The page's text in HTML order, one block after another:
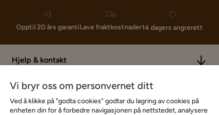
Opptil 20 års garantiLave fraktkostnader14 dagers angrerett
Hjelp & kontakt
Sortiment & tilbud
Vi bryr oss om personvernet ditt
Ved å klikke på "godta cookies" godtar du lagring av cookies på
enheten din for å forbedre navigasjonen på nettstedet, analysere